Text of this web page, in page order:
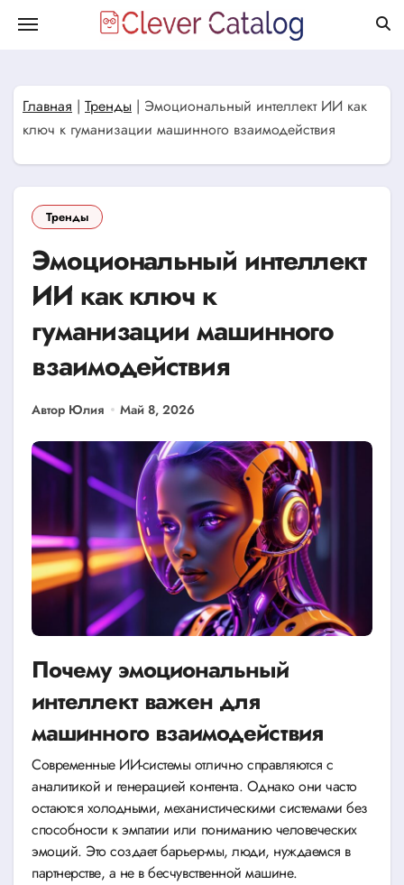
Главная | Тренды | Эмоциональный интеллект ИИ как
ключ к гуманизации машинного взаимодействия
Тренды
Эмоциональный интеллект
ИИ как ключ к
гуманизации машинного
взаимодействия
Автор Юлия Май 8, 2026
Почему эмоциональный
интеллект важен для
машинного взаимодействия
Современные ИИ-системы отлично справляются с
аналитикой и генерацией контента. Однако они часто
остаются холодными, механистическими системами без
способности к эмпатии или пониманию человеческих
эмоций. Это создает барьер-мы, люди, нуждаемся в
партнерстве, а не в бесчувственной машине.